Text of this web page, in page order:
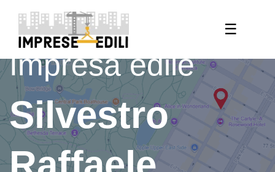
☰
Impresa edile
Silvestro